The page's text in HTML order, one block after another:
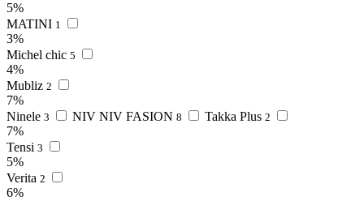
5%
MATINI 1
3%
Michel chic 5
4%
Mubliz 2
7%
Ninele 3 NIV NIV FASION 8 Takka Plus 2
7%
Tensi 3
5%
Verita 2
6%